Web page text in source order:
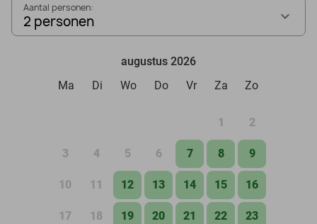
Aantal personen:
2 personen
augustus 2026
Ma
Di Wo Do Vr Za Zo
1 2
3 4 5 6 7 8 9
10 11 12 13 14 15 16
17 18 19 20 21 22 23